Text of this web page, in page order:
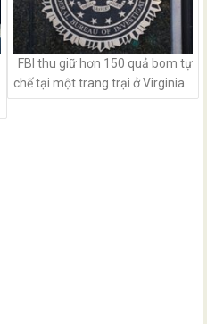
FBI thu giữ hơn 150 quả bom tự
chế tại một trang trại ở Virginia